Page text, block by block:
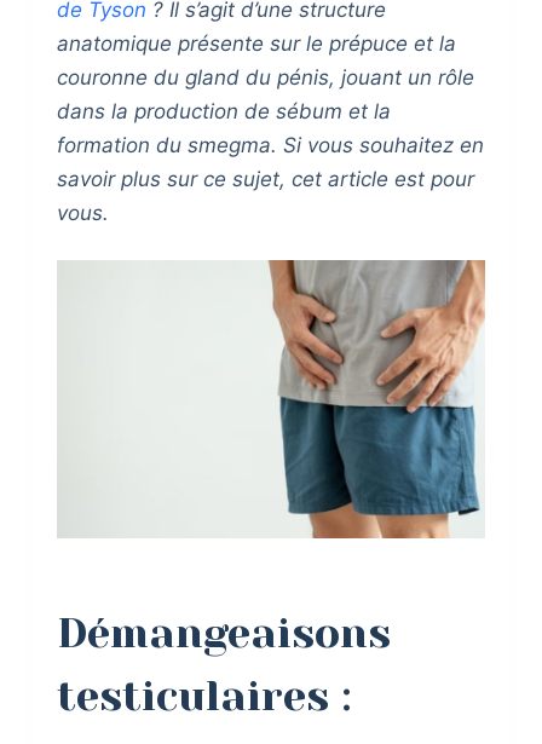
de Tyson ? Il s’agit d’une structure
anatomique présente sur le prépuce et la
couronne du gland du pénis, jouant un rôle
dans la production de sébum et la
formation du smegma. Si vous souhaitez en
savoir plus sur ce sujet, cet article est pour
vous.
Démangeaisons
testiculaires :